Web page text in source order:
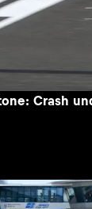
Crash